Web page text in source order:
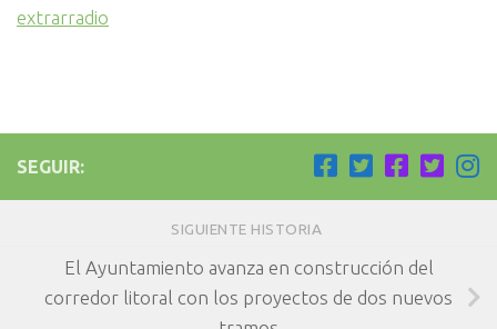
extrarradio
SEGUIR:
SIGUIENTE HISTORIA
El Ayuntamiento avanza en construcción del
corredor litoral con los proyectos de dos nuevos